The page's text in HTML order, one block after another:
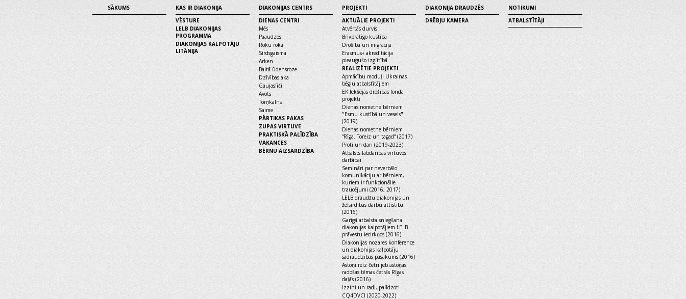
SĀKUMS
KAS IR DIAKONIJA
VĒSTURE
LELB DIAKONIJAS
PROGRAMMA
DIAKONIJAS KALPOTĀJU
LITĀNIJA
DIAKONIJAS CENTRS
DIENAS CENTRI
Mēs
Paaudzes
Roku rokā
Sirdsgaisma
Arken
Baltā ūdensroze
Dzīvības aka
Gaujaslīči
Avots
Torņkalns
Saime
PĀRTIKAS PAKAS
ZUPAS VIRTUVE
PRAKTISKĀ PALĪDZĪBA
VAKANCES
BĒRNU AIZSARDZĪBA
PROJEKTI
AKTUĀLIE PROJEKTI
Atvērtās durvis
Brīvprātīgo kustība
Drošība un migrācija
Erasmus+ akreditācija
pieaugušo izglītībā
REALIZĒTIE PROJEKTI
Apmācību moduļi Ukrainas
bēgļu atbalstītājiem
EK Iekšējās drošības fonda
projekti
Dienas nometne bērniem
"Esmu kustībā un vesels"
(2019)
Dienas nometne bērniem
“Rīga. Toreiz un tagad” (2017)
Proti un dari (2019-2023)
Atbalsts labdarības virtuves
darbībai
Semināri par neverbālo
komunikāciju ar bērniem,
kuriem ir funkcionālie
traucējumi (2016, 2017)
LELB draudžu diakonijas un
žēlsirdības darbu attīstība
(2016)
Garīgā atbalsta sniegšana
diakonijas kalpotājiem LELB
prāvestu iecirkņos (2016)
Diakonijas nozares konference
un diakonijas kalpotāju
sadraudzības pasākums (2016)
Astoņi reiz četri jeb astoņas
radošas tēmas četrās Rīgas
daļās (2016)
Izzini un radi, palīdzot!
CQ4DVCI (2020-2022):
DIAKONIJA DRAUDZĒS
DRĒBJU KAMERA
NOTIKUMI
ATBALSTĪTĀJI